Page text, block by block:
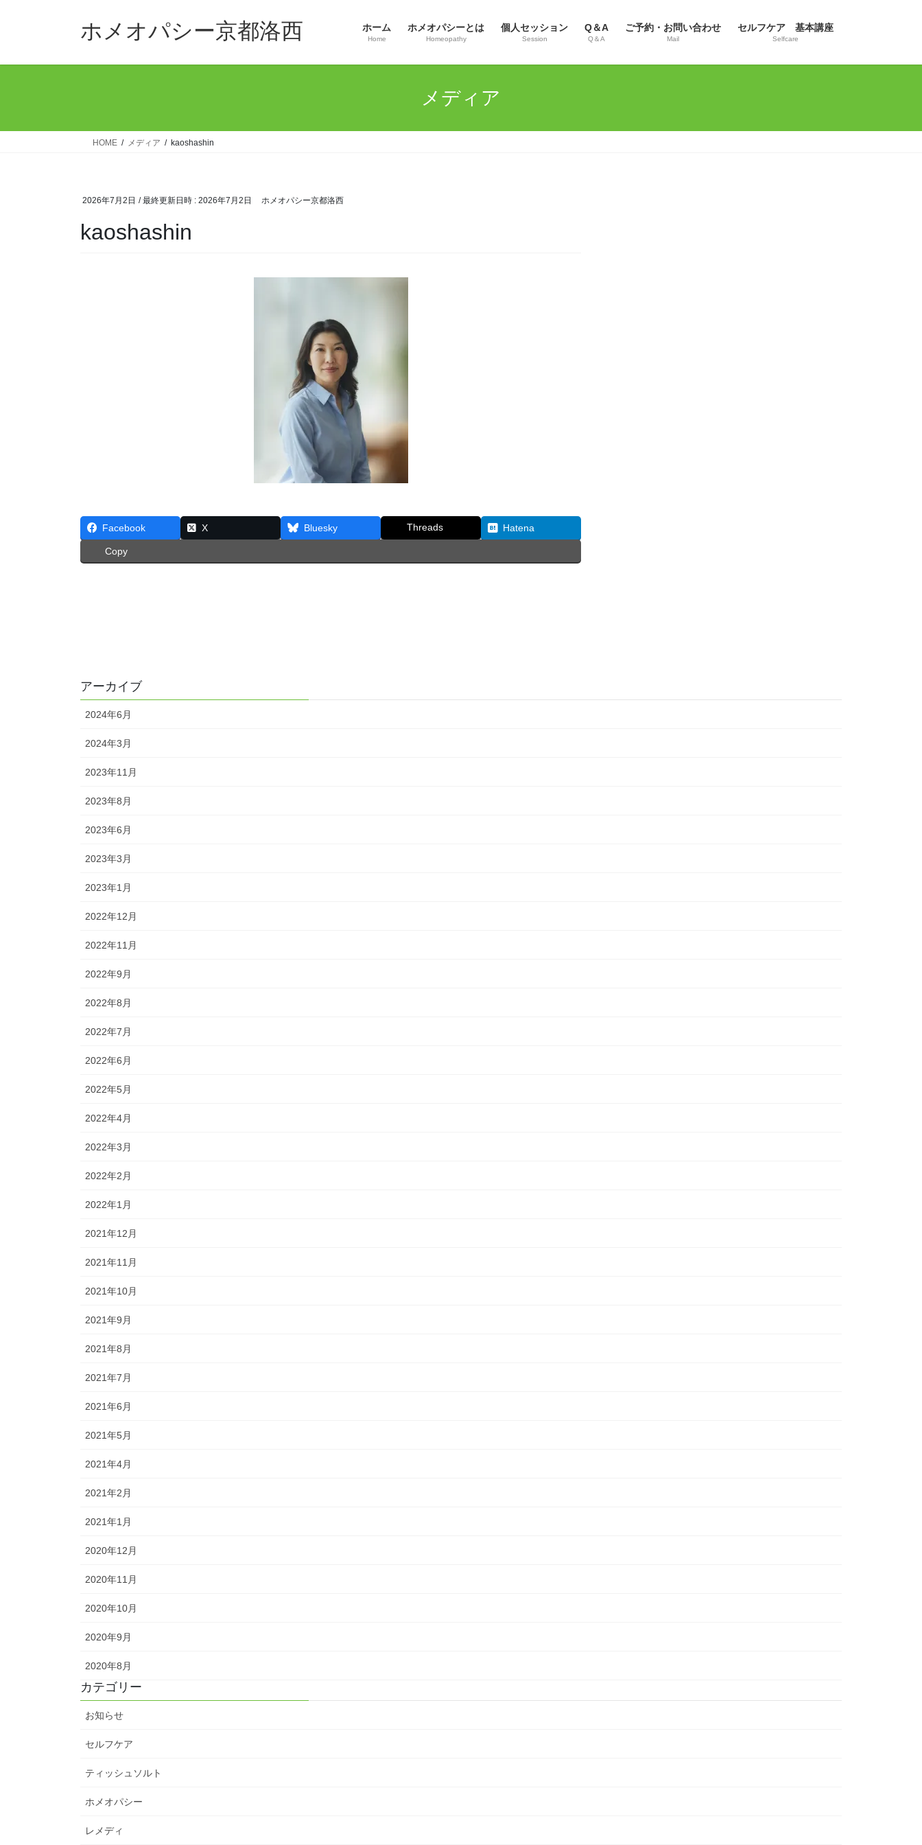
ホメオパシー京都洛西 ホーム
Home
ホメオパシーとは
Homeopathy
個人セッション
Session
Q＆A
Q＆A
ご予約・お問い合わせ
Mail
セルフケア 基本講座
Selfcare
メディア
HOME メディア kaoshashin
2026年7月2日 / 最終更新日時 : 2026年7月2日 ホメオパシー京都洛西
kaoshashin
Facebook X Bluesky Threads Hatena
Copy
アーカイブ
2024年6月
2024年3月
2023年11月
2023年8月
2023年6月
2023年3月
2023年1月
2022年12月
2022年11月
2022年9月
2022年8月
2022年7月
2022年6月
2022年5月
2022年4月
2022年3月
2022年2月
2022年1月
2021年12月
2021年11月
2021年10月
2021年9月
2021年8月
2021年7月
2021年6月
2021年5月
2021年4月
2021年2月
2021年1月
2020年12月
2020年11月
2020年10月
2020年9月
2020年8月
カテゴリー
お知らせ
セルフケア
ティッシュソルト
ホメオパシー
レメディ